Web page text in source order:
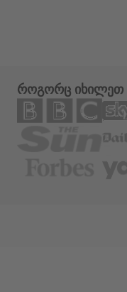
როგორც იხილეთ